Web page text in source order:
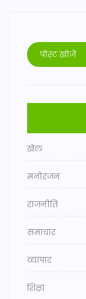
खेल
मनोरंजन
राजनीति
समाचार
व्यापार
शिक्षा